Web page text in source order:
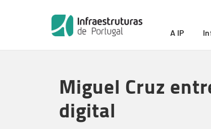
A IP
Breadcrumb
Miguel Cruz entre os líderes empresariais
Miguel Cruz
digital